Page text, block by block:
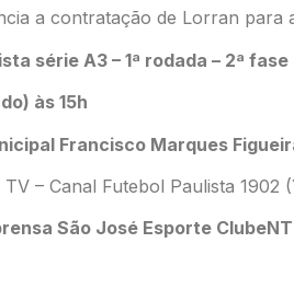
a contratação de Lorran para
série A3 – 1ª rodada – 2ª fase
às 15h
Francisco Marques
TV – Canal Futebol Paulista 1902
São José Esporte Clube